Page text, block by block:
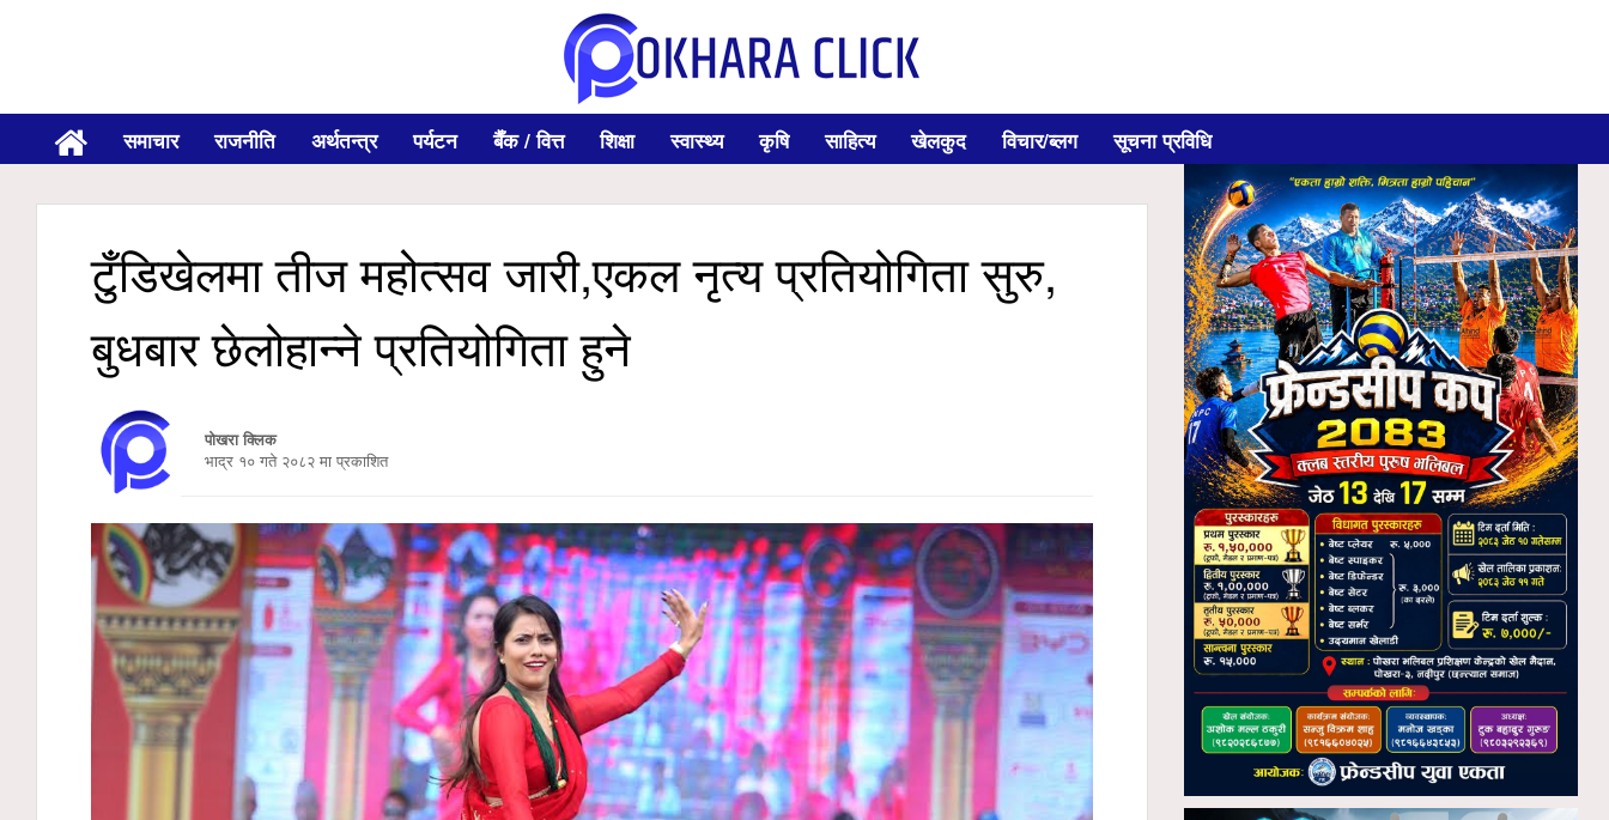
समाचार राजनीति अर्थतन्त्र पर्यटन बैँक / वित्त शिक्षा स्वास्थ्य कृषि साहित्य खेलकुद विचार/ब्लग सूचना प्रविधि
टुँडिखेलमा तीज महोत्सव जारी,एकल नृत्य प्रतियोगिता सुरु,
बुधबार छेलोहान्ने प्रतियोगिता हुने
पोखरा क्लिक
भाद्र १० गते २०८२ मा प्रकाशित